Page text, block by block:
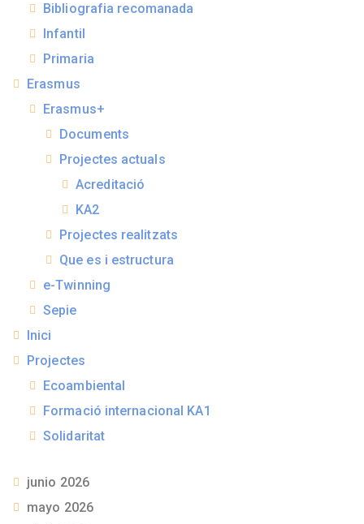
Bibliografia recomanada
Infantil
Primaria
Erasmus
Erasmus+
Documents
Projectes actuals
Acreditació
KA2
Projectes realitzats
Que es i estructura
e-Twinning
Sepie
Inici
Projectes
Ecoambiental
Formació internacional KA1
Solidaritat
junio 2026
mayo 2026